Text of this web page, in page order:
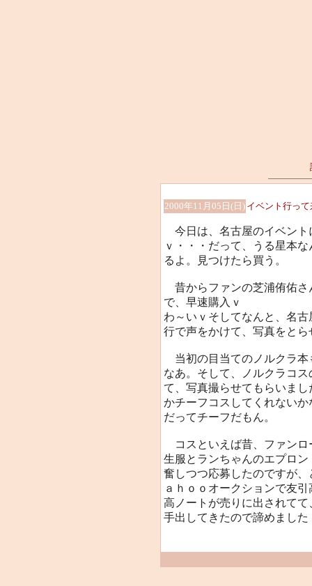
2000年11月05日(日) イベント行っ
今日は、名古屋のイベント
ｖ・・・だって、うる星本
るよ。見つけたら買う。
昔からファンの芝浦侑佑さ
で、早速購入ｖ
わ～いｖそしてなんと、名
行で声をかけて、写真をと
当初の目当てのノルクラ本
なあ。そして、ノルクラコ
て、写真撮らせてもらいま
かチーフコスしてくれない
だってチーフだもん。
コスといえば昔、ファンロ
生服とランちゃんのエプロ
奮しつつ応募したのですが
ａｈｏｏオークションで友
高ノートが売りに出されて
手出してきたので諦めまし